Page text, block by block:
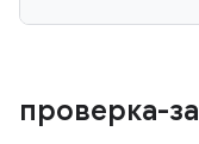
проверка-